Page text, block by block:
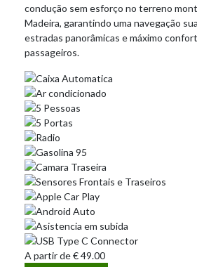
condução sem esforço no terreno
Madeira, garantindo uma navegação
estradas panorâmicas e máximo
passageiros.
A partir de€49.00